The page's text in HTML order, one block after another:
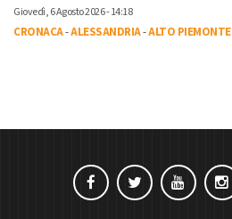
Giovedì, 6 Agosto 2026 - 14:18
CRONACA-ALESSANDRIA-ALTO PIEMONTE